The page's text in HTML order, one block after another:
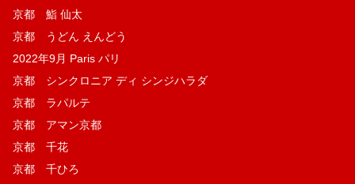
京都 鮨 仙太
京都 うどん えんどう
2022年9月 Paris パリ
京都 シンクロニア ディ シンジハラダ
京都 ラパルテ
京都 アマン京都
京都 千花
京都 千ひろ